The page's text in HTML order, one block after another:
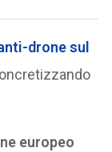
drone sul
europeo